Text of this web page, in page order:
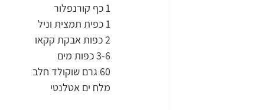
1 כף קורנפלור
1 כפית תמצית וניל
2 כפות אבקת קקאו
3-6 כפות מים
60 גרם שוקולד חלב
מלח ים אטלנטי